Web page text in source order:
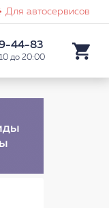
Для автосервисов
44-83
до 20:00